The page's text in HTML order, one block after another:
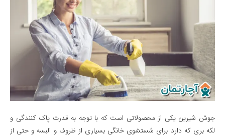
جوش شیرین یکی از محصولاتی است که با توجه به قدرت پاک کنندگی و
لکه بری که دارد برای شستشوی خانگی بسیاری از ظروف و البسه و حتی از